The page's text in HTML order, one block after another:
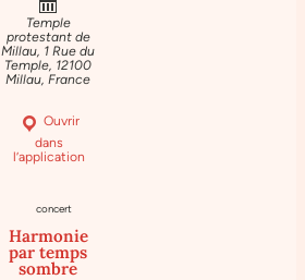
Temple
protestant de
Millau, 1 Rue du
Temple, 12100
Millau, France
Ouvrir
dans
l’application
concert
Harmonie
par temps
sombre